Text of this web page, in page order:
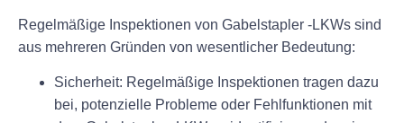
Regelmäßige Inspektionen von Gabelstapler -LKWs sind
aus mehreren Gründen von wesentlicher Bedeutung:
Sicherheit: Regelmäßige Inspektionen tragen dazu
bei, potenzielle Probleme oder Fehlfunktionen mit